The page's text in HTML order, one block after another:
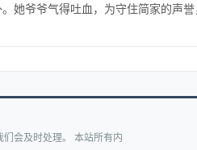
。她爷爷气得吐血，为守住简家的声誉
会及时处理。 本站所有内